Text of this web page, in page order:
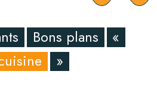
Bons plans
«
»